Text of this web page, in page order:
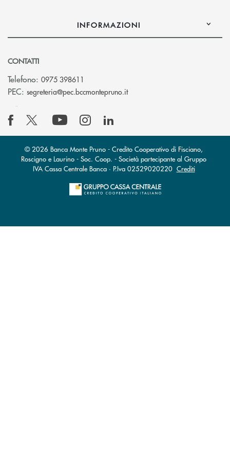
INFORMAZIONI
CONTATTI
Telefono: 0975 398611
PEC: segreteria@pec.bccmontepruno.it(si apre l’app di posta
© 2026 Banca Monte Pruno - Credito Cooperativo di Fisciano,
Roscigno e Laurino - Soc. Coop. - Società partecipante al Gruppo
IVA Cassa Centrale Banca · P.Iva 02529020220 Crediti